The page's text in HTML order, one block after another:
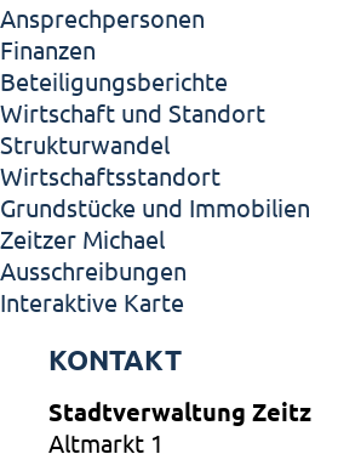
Ansprechpersonen
Finanzen
Beteiligungsberichte
Wirtschaft und Standort
Strukturwandel
Wirtschaftsstandort
Grundstücke und Immobilien
Zeitzer Michael
Ausschreibungen
Interaktive Karte
KONTAKT
Stadtverwaltung Zeitz
Altmarkt 1